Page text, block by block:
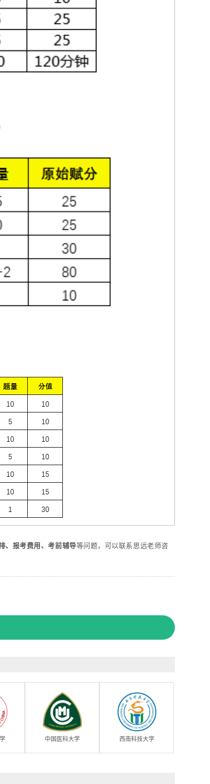
、报考费用、考前辅导等问题，可以联系思远老师咨
中国医科大学 西南科技大学